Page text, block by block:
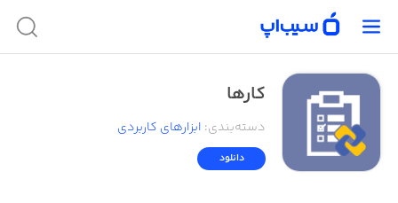
کارها
دسته‌بندی: ابزار‌های کاربردی
دانلود